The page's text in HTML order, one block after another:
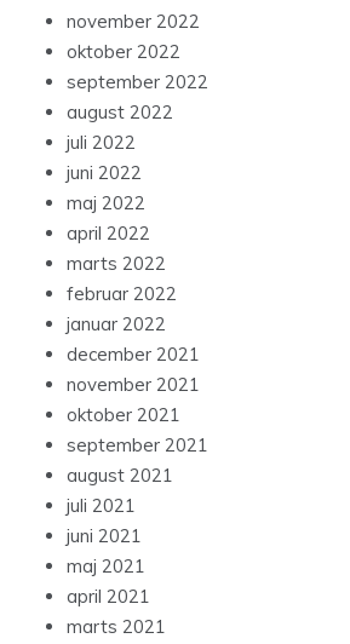
november 2022
oktober 2022
september 2022
august 2022
juli 2022
juni 2022
maj 2022
april 2022
marts 2022
februar 2022
januar 2022
december 2021
november 2021
oktober 2021
september 2021
august 2021
juli 2021
juni 2021
maj 2021
april 2021
marts 2021